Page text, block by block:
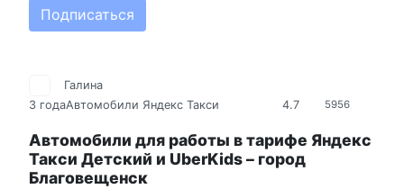
Подписаться
5956
4.7
Галина
3 годаАвтомобили Яндекс Такси
Автомобили для работы в тарифе Яндекс
Такси Детский и UberKids – город
Благовещенск